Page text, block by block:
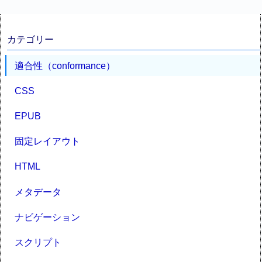
カテゴリー
適合性（conformance）
CSS
EPUB
固定レイアウト
HTML
メタデータ
ナビゲーション
スクリプト